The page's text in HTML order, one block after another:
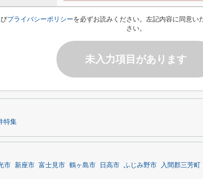
プライバシーポリシーを必ずお読みください。左記内容に同意い
さい。
未入力項目があります
特集
市 新座市 富士見市 鶴ヶ島市 日高市 ふじみ野市 入間郡三芳町